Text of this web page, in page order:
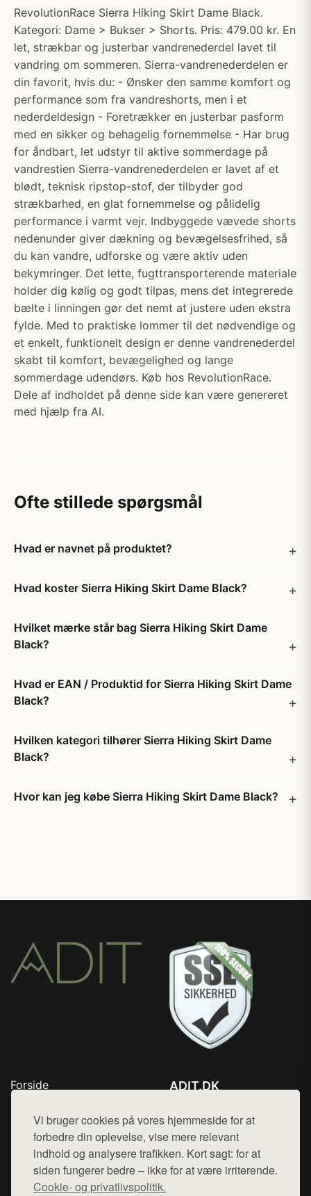
Vi bruger cookies på vores hjemmeside for at
forbedre din oplevelse, vise mere relevant
indhold og analysere trafikken. Kort sagt: for at
siden fungerer bedre – ikke for at være irriterende.
Cookie- og privatlivspolitik.
RevolutionRace Sierra Hiking Skirt Dame Black.
Kategori: Dame > Bukser > Shorts. Pris: 479.00 kr. En
let, strækbar og justerbar vandrenederdel lavet til
vandring om sommeren. Sierra-vandrenederdelen er
din favorit, hvis du: - Ønsker den samme komfort og
performance som fra vandreshorts, men i et
nederdeldesign - Foretrækker en justerbar pasform
med en sikker og behagelig fornemmelse - Har brug
for åndbart, let udstyr til aktive sommerdage på
vandrestien Sierra-vandrenederdelen er lavet af et
blødt, teknisk ripstop-stof, der tilbyder god
strækbarhed, en glat fornemmelse og pålidelig
performance i varmt vejr. Indbyggede vævede shorts
nedenunder giver dækning og bevægelsesfrihed, så
du kan vandre, udforske og være aktiv uden
bekymringer. Det lette, fugttransporterende materiale
holder dig kølig og godt tilpas, mens det integrerede
bælte i linningen gør det nemt at justere uden ekstra
fylde. Med to praktiske lommer til det nødvendige og
et enkelt, funktionelt design er denne vandrenederdel
skabt til komfort, bevægelighed og lange
sommerdage udendørs. Køb hos RevolutionRace.
Dele af indholdet på denne side kan være genereret
med hjælp fra AI.
Ofte stillede spørgsmål
Hvad er navnet på produktet?
Hvad koster Sierra Hiking Skirt Dame Black?
Hvilket mærke står bag Sierra Hiking Skirt Dame
Black?
Hvad er EAN / Produktid for Sierra Hiking Skirt Dame
Black?
Hvilken kategori tilhører Sierra Hiking Skirt Dame
Black?
Hvor kan jeg købe Sierra Hiking Skirt Dame Black?
Forside
Top Rabatter
Blog
Kontakt
ADIT.DK
Mail: hej@want.dk
Cookie- og privatlivspolitik